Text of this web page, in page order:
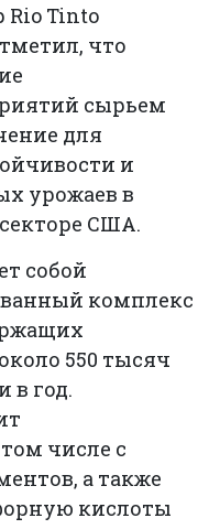
Tinto
что
сырьем
для
и
урожаев в
США.
собой
комплекс
550 тысяч
в год.
числе с
а также
кислоты